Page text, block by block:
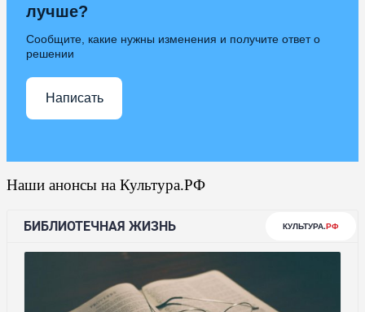
лучше?
Сообщите, какие нужны изменения и получите ответ о
решении
Написать
Наши анонсы на Культура.РФ